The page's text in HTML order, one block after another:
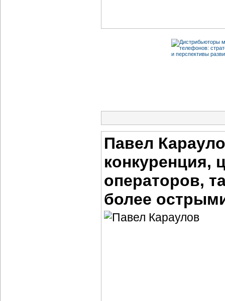
Павел
конкуренция,
операторов,
более